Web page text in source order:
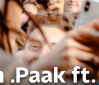
ft.